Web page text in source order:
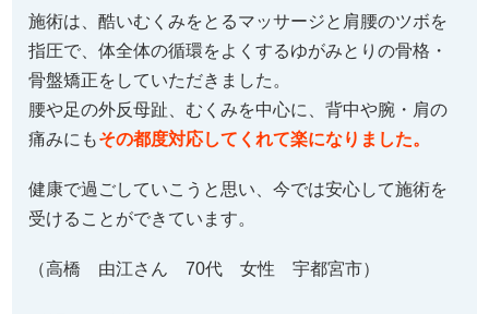
施術は、酷いむくみをとるマッサージと肩腰のツボを
指圧で、体全体の循環をよくするゆがみとりの骨格・
骨盤矯正をしていただきました。
腰や足の外反母趾、むくみを中心に、背中や腕・肩の
痛みにもその都度対応してくれて楽になりました。
健康で過ごしていこうと思い、今では安心して施術を
受けることができています。
（高橋 由江さん 70代 女性 宇都宮市）